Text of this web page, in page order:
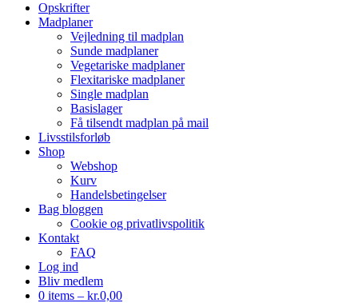
Opskrifter
Madplaner
Vejledning til madplan
Sunde madplaner
Vegetariske madplaner
Flexitariske madplaner
Single madplan
Basislager
Få tilsendt madplan på mail
Livsstilsforløb
Shop
Webshop
Kurv
Handelsbetingelser
Bag bloggen
Cookie og privatlivspolitik
Kontakt
FAQ
Log ind
Bliv medlem
0 items – kr.0,00